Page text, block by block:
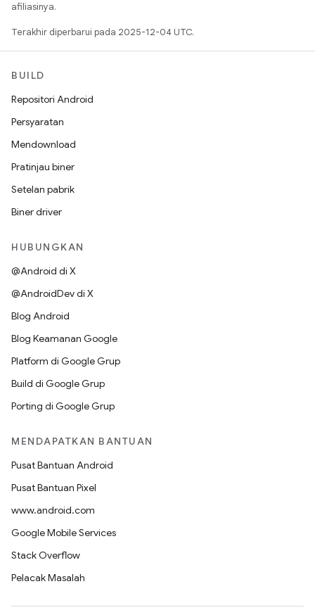
afiliasinya.
Terakhir diperbarui pada 2025-12-04 UTC.
BUILD
Repositori Android
Persyaratan
Mendownload
Pratinjau biner
Setelan pabrik
Biner driver
HUBUNGKAN
@Android di X
@AndroidDev di X
Blog Android
Blog Keamanan Google
Platform di Google Grup
Build di Google Grup
Porting di Google Grup
MENDAPATKAN BANTUAN
Pusat Bantuan Android
Pusat Bantuan Pixel
www.android.com
Google Mobile Services
Stack Overflow
Pelacak Masalah